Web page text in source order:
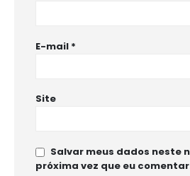
E-mail *
Site
Salvar meus dados neste
próxima vez que eu